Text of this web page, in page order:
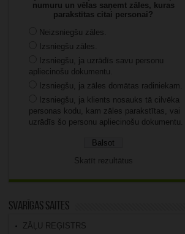
numuru un vēlas saņemt zāles, kuras
parakstītas citai personai?
Neizsniegšu zāles.
Izsniegšu zāles.
Izsniegšu, ja uzrādīs savu personu
apliecinošu dokumentu.
Izsniegšu, ja zāles domātas radiniekam.
Izsniegšu, ja klients nosauks tā cilvēka
personas kodu, kam zāles parakstītas, vai
uzrādīs šo personu apliecinošu dokumentu.
Skatīt rezultātus
Svarīgas saites
ZĀĻU REĢISTRS